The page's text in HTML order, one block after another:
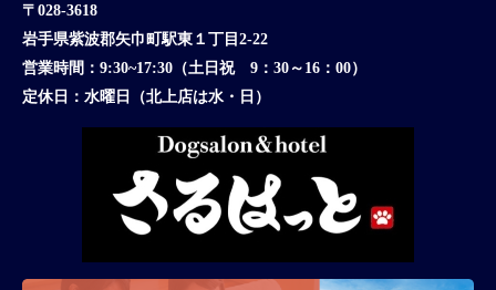
〒028-3618
岩手県紫波郡矢巾町駅東１丁目2-22
営業時間： 9:30~17:30（土日祝 9：30～16：00）
定休日： 水曜日（北上店は水・日）